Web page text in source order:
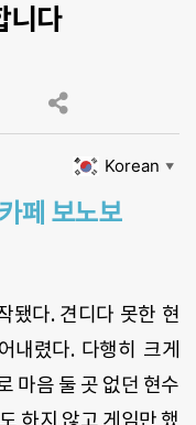
니다
Korean ▼
페 보노보
됐다. 견디다 못한 현
내렸다. 다행히 크게
마음 둘 곳 없던 현수